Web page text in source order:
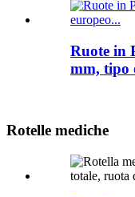
Ruote in
mm, tipo
Rotelle mediche